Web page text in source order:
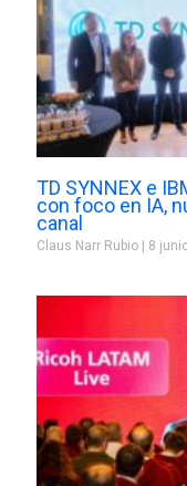
TD SYNNEX e
con foco en IA,
canal
Claus Narr Rubio 8